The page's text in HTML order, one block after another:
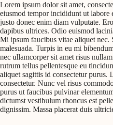
Lorem ipsum dolor sit amet,
eiusmod tempor incididunt ut labore
justo donec enim diam vulputate.
dapibus ultrices. Odio euismod
Mi ipsum faucibus vitae aliquet nec.
malesuada. Turpis in eu mi
nec ullamcorper sit amet risus
rutrum tellus pellentesque eu
aliquet sagittis id consectetur purus.
consectetur. Nunc vel risus
purus ut faucibus pulvinar
dictumst vestibulum rhoncus est
dignissim. Massa placerat duis